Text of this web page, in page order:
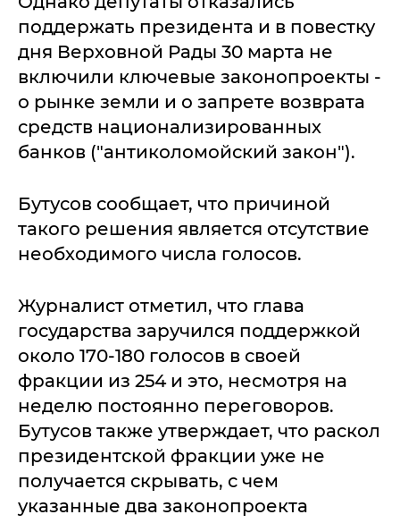
поддержать президента и в повестку
дня Верховной Рады 30 марта не
включили ключевые законопроекты -
о рынке земли и о запрете возврата
средств национализированных
банков ("антиколомойский закон").
Бутусов сообщает, что причиной
такого решения является отсутствие
необходимого числа голосов.
Журналист отметил, что глава
государства заручился поддержкой
около 170-180 голосов в своей
фракции из 254 и это, несмотря на
неделю постоянно переговоров.
Бутусов также утверждает, что раскол
президентской фракции уже не
получается скрывать, с чем
указанные два законопроекта